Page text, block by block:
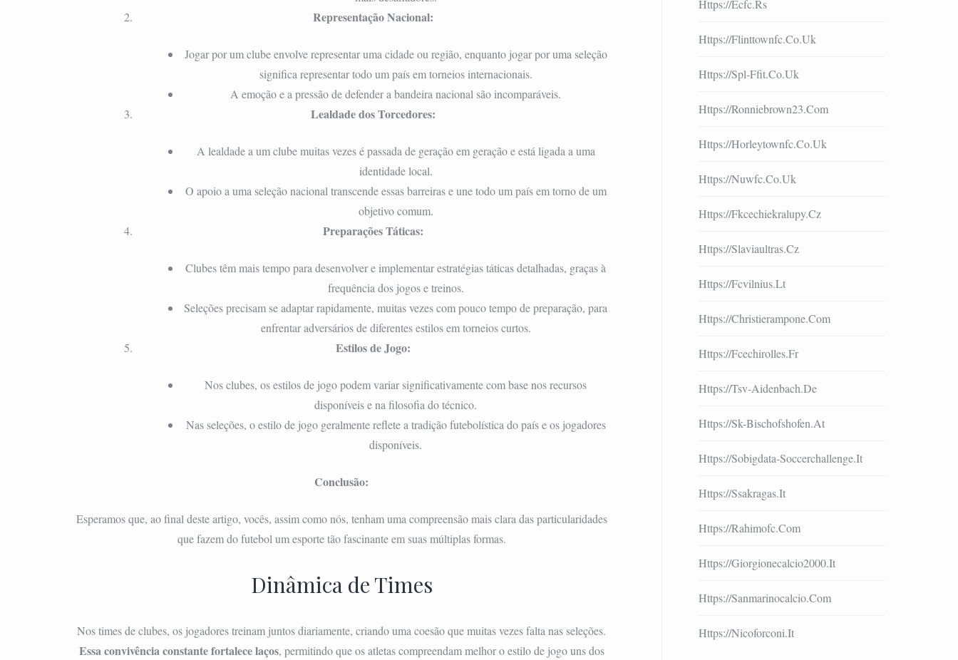
Representação Nacional:
Jogar por um clube envolve representar uma cidade ou região, enquanto jogar por uma seleção
significa representar todo um país em torneios internacionais.
A emoção e a pressão de defender a bandeira nacional são incomparáveis.
Lealdade dos Torcedores:
A lealdade a um clube muitas vezes é passada de geração em geração e está ligada a uma
identidade local.
O apoio a uma seleção nacional transcende essas barreiras e une todo um país em torno de um
objetivo comum.
Preparações Táticas:
Clubes têm mais tempo para desenvolver e implementar estratégias táticas detalhadas, graças à
frequência dos jogos e treinos.
Seleções precisam se adaptar rapidamente, muitas vezes com pouco tempo de preparação, para
enfrentar adversários de diferentes estilos em torneios curtos.
Estilos de Jogo:
Nos clubes, os estilos de jogo podem variar significativamente com base nos recursos
disponíveis e na filosofia do técnico.
Nas seleções, o estilo de jogo geralmente reflete a tradição futebolística do país e os jogadores
disponíveis.
Conclusão:
Esperamos que, ao final deste artigo, vocês, assim como nós, tenham uma compreensão mais clara das particularidades
que fazem do futebol um esporte tão fascinante em suas múltiplas formas.
Dinâmica de Times
Nos times de clubes, os jogadores treinam juntos diariamente, criando uma coesão que muitas vezes falta nas seleções.
Essa convivência constante fortalece laços, permitindo que os atletas compreendam melhor o estilo de jogo uns dos
Https://ecfc.rs
Https://flinttownfc.co.uk
Https://spl-Ffit.co.uk
Https://ronniebrown23.com
Https://horleytownfc.co.uk
Https://nuwfc.co.uk
Https://fkcechiekralupy.cz
Https://slaviaultras.cz
Https://fcvilnius.lt
Https://christierampone.com
Https://fcechirolles.fr
Https://tsv-Aidenbach.de
Https://sk-Bischofshofen.at
Https://sobigdata-Soccerchallenge.it
Https://ssakragas.it
Https://rahimofc.com
Https://giorgionecalcio2000.it
Https://sanmarinocalcio.com
Https://nicoforconi.it